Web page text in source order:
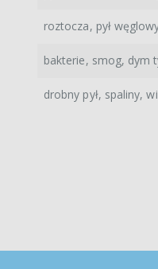
roztocza, pył
bakterie, smog, dym
drobny pył, spaliny,